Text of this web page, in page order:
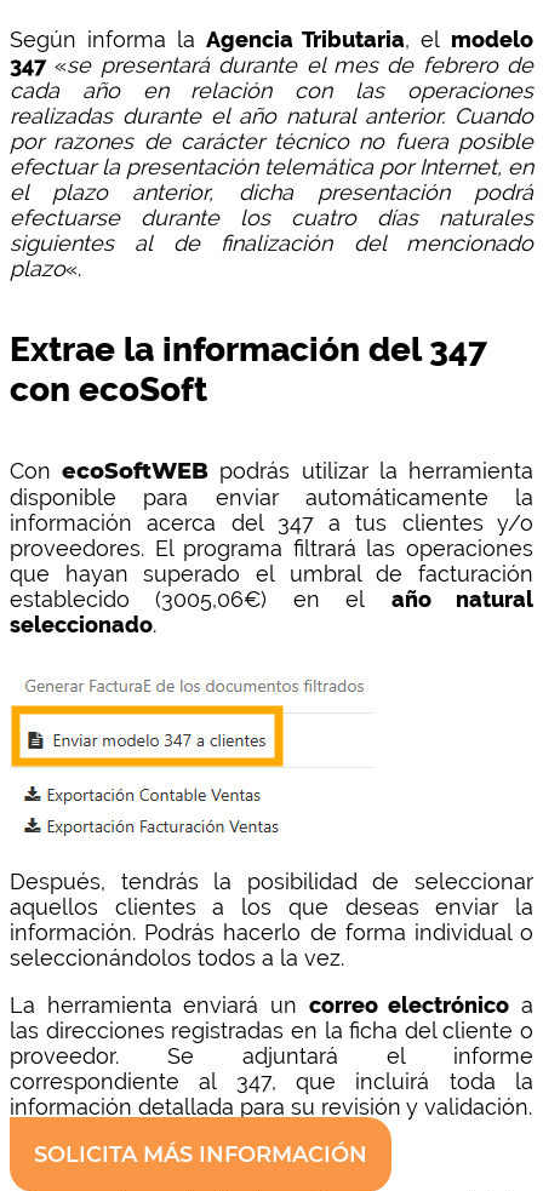
Según informa la Agencia Tributaria, el modelo
347«se presentará durante el mes de febrero de
cada año en relación con las operaciones
realizadas durante el año natural anterior. Cuando
por razones de carácter técnico no fuera posible
efectuar la presentación telemática por Internet, en
el plazo anterior, dicha presentación podrá
efectuarse durante los cuatro días naturales
siguientes al de finalización del mencionado
plazo«.
Extrae la información del 347
con ecoSoft
ConecoSoftWEB podrás utilizar la herramienta
disponible para enviar automáticamente la
información acerca del 347 a tus clientes y/o
proveedores. El programa filtrará las operaciones
que hayan superado el umbral de facturación
establecido (3005,06€) en el año natural
seleccionado.
Después, tendrás la posibilidad de seleccionar
aquellos clientes a los que deseas enviar la
información. Podrás hacerlo de forma individual o
seleccionándolos todos a la vez.
La herramienta enviará un correo electrónico a
las direcciones registradas en la ficha del cliente o
proveedor. Se adjuntará el informe
correspondiente al 347, que incluirá toda la
información detallada para su revisión y validación.
SOLICITA MÁS INFORMACIÓN